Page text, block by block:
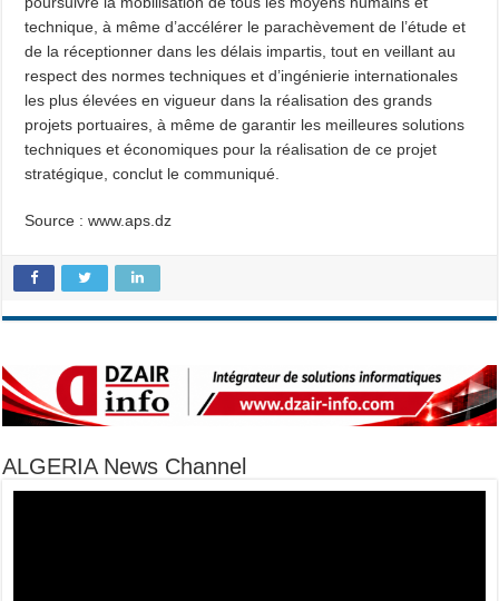
technique, à même d’accélérer le parachèvement de l’étude et
de la réceptionner dans les délais impartis, tout en veillant au
respect des normes techniques et d’ingénierie internationales
les plus élevées en vigueur dans la réalisation des grands
projets portuaires, à même de garantir les meilleures solutions
techniques et économiques pour la réalisation de ce projet
stratégique, conclut le communiqué.
Source : www.aps.dz
ALGERIA News Channel